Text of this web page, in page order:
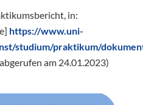
in:
https://www.uni-
studium/praktikum/
am 24.01.2023)